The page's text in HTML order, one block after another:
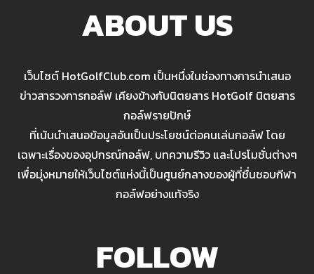
ABOUT US
เว็บไซต์ HotGolfClub.com เป็นหนึ่งในช่องทางการนำเสนอ
ข่าวสารวงการกอล์ฟ เคียงข้างกับนิตยสาร HotGolf นิตยสาร
กอล์ฟรายปักษ์
ที่เน้นนำเสนอข้อมูลอันเป็นประโยชน์ต่อคนเล่นกอล์ฟ โดย
เฉพาะเรื่องของอุปกรณ์กอล์ฟ, บทความรีวิว และโปรโมชั่นต่างๆ
เพื่อมุ่งหมายให้เว็บไซต์แห่งนี้เป็นศูนย์กลางของผู้ที่ชื่นชอบกีฬา
กอล์ฟอย่างแท้จริง
FOLLOW